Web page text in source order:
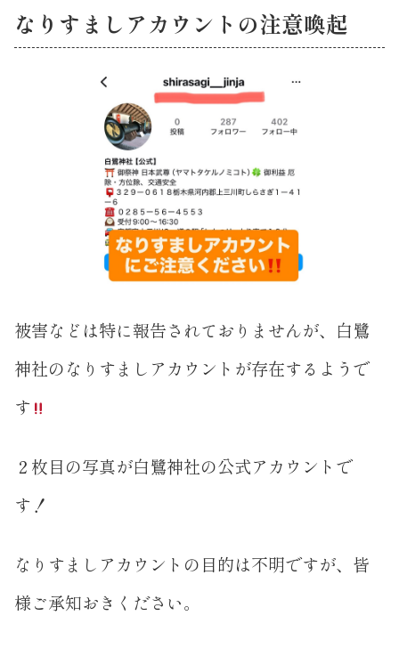
なりすましアカウントの注意喚起
被害などは特に報告されておりませんが、白鷺
神社のなりすましアカウントが存在するようで
す
２枚目の写真が白鷺神社の公式アカウントで
す！
なりすましアカウントの目的は不明ですが、皆
様ご承知おきください。